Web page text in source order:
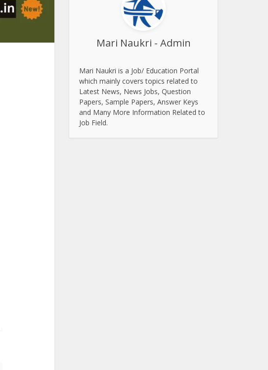
Mari Naukri - Admin
Mari Naukri is a Job/ Education Portal
which mainly covers topics related to
Latest News, News Jobs, Question
Papers, Sample Papers, Answer Keys
and Many More Information Related to
Job Field.